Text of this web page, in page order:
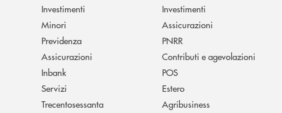
Investimenti
Minori
Previdenza
Assicurazioni
Inbank
Servizi
Trecentosessanta
Investimenti
Assicurazioni
PNRR
Contributi e agevolazioni
POS
Estero
Agribusiness